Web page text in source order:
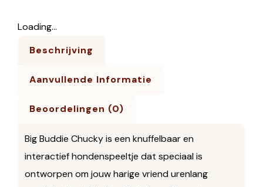
Loading...
Beschrijving
Aanvullende Informatie
Beoordelingen (0)
Big Buddie Chucky is een knuffelbaar en
interactief hondenspeeltje dat speciaal is
ontworpen om jouw harige vriend urenlang